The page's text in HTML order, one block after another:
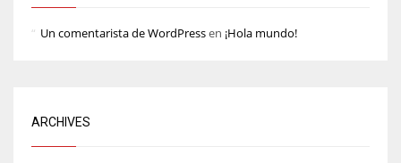
Un comentarista de WordPressen ¡Hola mundo!
ARCHIVES